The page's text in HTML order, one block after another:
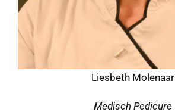
Liesbeth Molenaar
Medisch Pedicure